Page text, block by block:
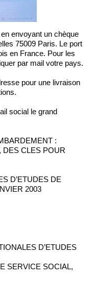
75009 Paris. Le port
en France. Pour les
par mail votre pays.
pour une livraison
social le grand
:
DES CLES POUR
D’ETUDES DE
2003
D’ETUDES
SERVICE SOCIAL,